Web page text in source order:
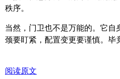
秩序。
当然，门卫也不是万能的。它
颈要盯紧，配置变更要谨慎。毕
阅读原文